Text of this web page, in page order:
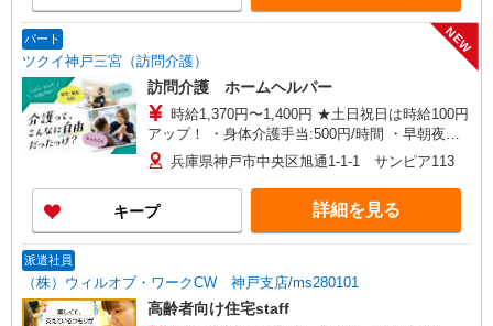
パート
ツクイ神戸三宮（訪問介護）
NEW
訪問介護 ホームヘルパー
時給1,370円〜1,400円 ★土日祝日は時給100円
アップ！ ・身体介護手当:500円/時間 ・早朝夜間
深夜手当:300円/時間 （18:00〜翌07:59の時間
帯） ・ICT手当:2,000円/月 ・深夜割増は別途支給
・ケア→ケアの移動時間も賃金（時給）を支給 ・
特定事業所加算手当:60円/時間含む ※給与幅は資
格・経験等による
兵庫県神戸市中央区旭通1-1-1 サンピア113
キープ 詳細を見る
派遣社員
（株）ウィルオブ・ワークCW 神戸支店/ms280101
高齢者向け住宅staff